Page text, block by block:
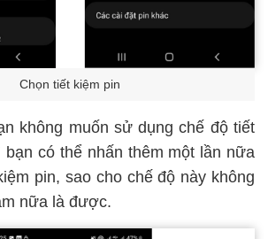
Chọn tiết kiệm pin
không muốn sử dụng chế độ tiết
bạn có thể nhấn thêm một lần nữa
pin, sao cho chế độ này không
nữa là được.